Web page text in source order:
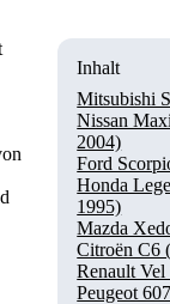
Inhalt
Mitsubishi
Nissan
2004)
Ford
Honda
1995)
Mazda
Citroën C6
Renault Vel
Peugeot